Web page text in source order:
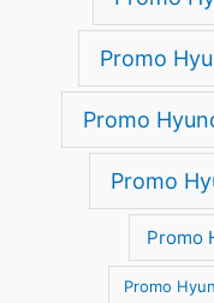
Promo
Promo
Promo
Promo
Promo